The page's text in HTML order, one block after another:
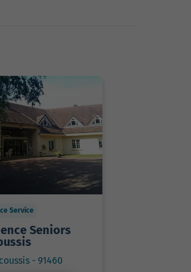
Service
Seniors
- 91460